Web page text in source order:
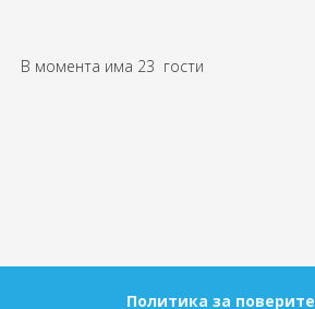
В момента има 23 гости
Политика за